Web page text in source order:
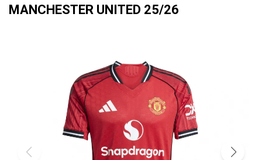
MANCHESTER UNITED 25/26